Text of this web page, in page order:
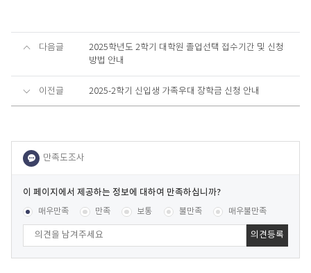
다음글
2025학년도 2학기 대학원 졸업선택 접수기간 및 신청
방법 안내
이전글 2025-2학기 신입생 가족우대 장학금 신청 안내
이
페
이
에
서
콘텐츠 만족도 조사 [평균 .78 점 / 472 명 참여]
매우만족 만족 보통 불만족 매우불만족